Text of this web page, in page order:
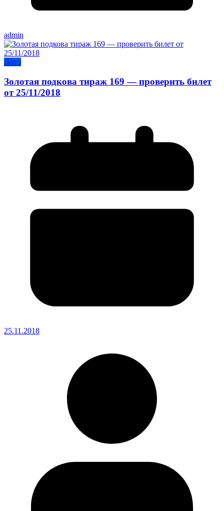
admin
Лото
Золотая подкова тираж 169 — проверить билет
от 25/11/2018
25.11.2018